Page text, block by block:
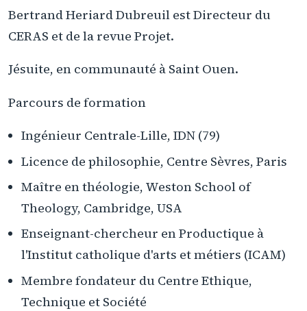
Bertrand Heriard Dubreuil est Directeur du
CERAS et de la revue Projet.
Jésuite, en communauté à Saint Ouen.
Parcours de formation
Ingénieur Centrale-Lille, IDN (79)
Licence de philosophie, Centre Sèvres, Paris
Maître en théologie, Weston School of
Theology, Cambridge, USA
Enseignant-chercheur en Productique à
l'Institut catholique d'arts et métiers (ICAM)
Membre fondateur du Centre Ethique,
Technique et Société